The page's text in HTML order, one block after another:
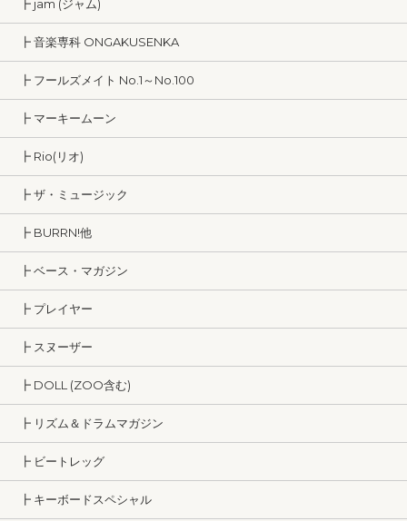
┣ jam (ジャム)
┣ 音楽専科 ONGAKUSENKA
┣ フールズメイト No.1～No.100
┣ マーキームーン
┣ Rio(リオ)
┣ ザ・ミュージック
┣ BURRN!他
┣ ベース・マガジン
┣ プレイヤー
┣ スヌーザー
┣ DOLL (ZOO含む)
┣ リズム＆ドラムマガジン
┣ ビートレッグ
┣ キーボードスペシャル